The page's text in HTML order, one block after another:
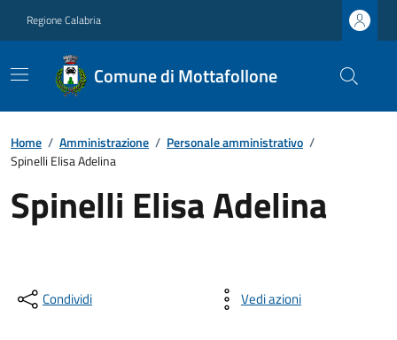
Regione Calabria
Comune di Mottafollone
Home / Amministrazione / Personale amministrativo /
Spinelli Elisa Adelina
Spinelli Elisa Adelina
Condividi Vedi azioni